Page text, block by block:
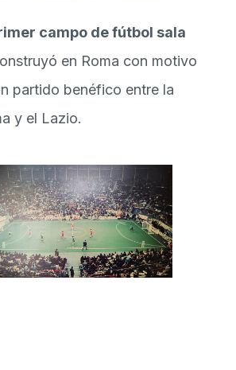
campo de fútbol sala
en Roma con motivo
partido benéfico entre la
y el Lazio.